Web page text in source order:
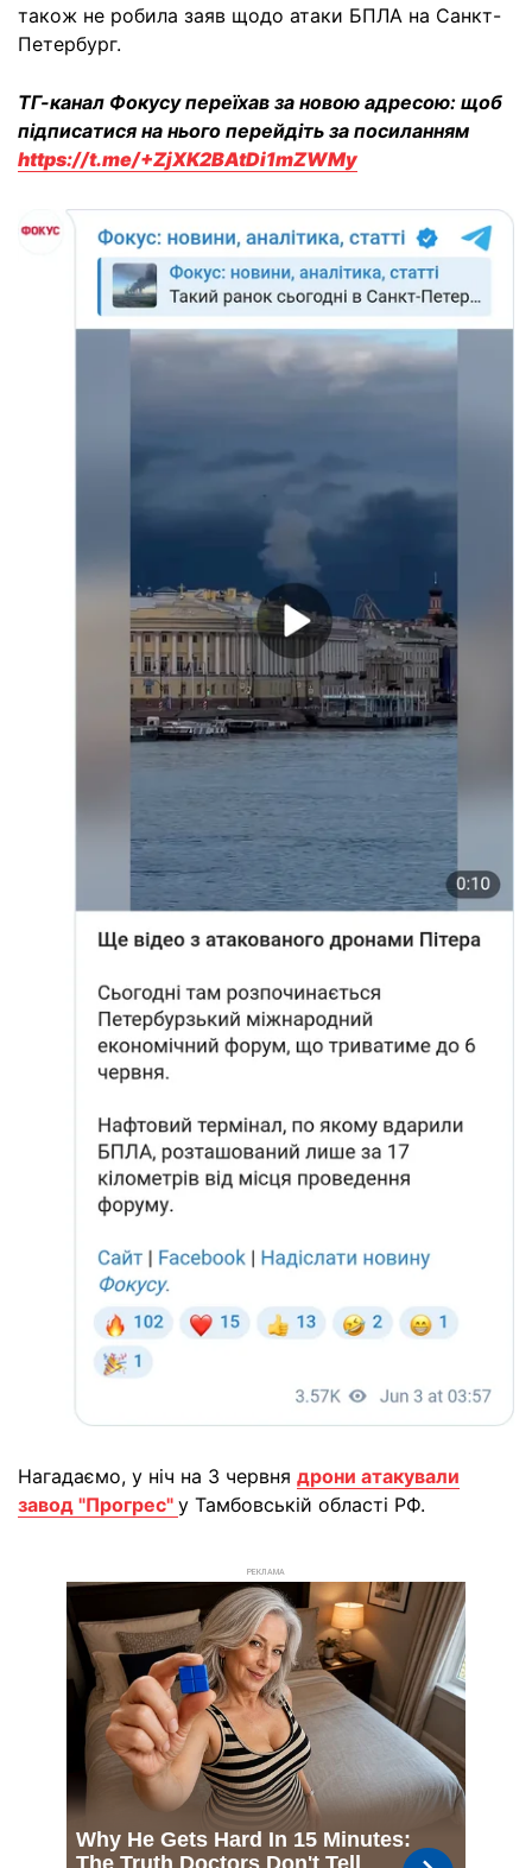
також не робила заяв щодо атаки БПЛА на Санкт-
Петербург.
ТГ-канал Фокусу переїхав за новою адресою: щоб
підписатися на нього перейдіть за посиланням
https://t.me/+ZjXK2BAtDi1mZWMy
Нагадаємо, у ніч на 3 червня дрони атакували
завод "Прогрес" у Тамбовській області РФ.
РЕКЛАМА